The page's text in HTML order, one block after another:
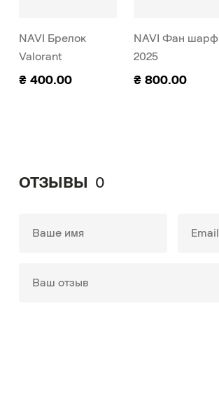
NAVI Брелок
Valorant
₴ 400.00
NAVI Фан шарф
2025
₴ 800.00
ОТЗЫВЫ 0